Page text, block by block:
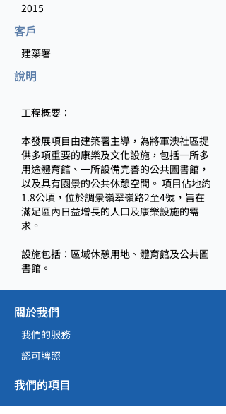
2015
客戶
建築署
說明
工程概要：
本發展項目由建築署主導，為將軍澳社區提
供多項重要的康樂及文化設施，包括一所多
用途體育館、一所設備完善的公共圖書館，
以及具有園景的公共休憩空間。 項目佔地約
1.8公頃，位於調景嶺翠嶺路2至4號，旨在
滿足區內日益增長的人口及康樂設施的需
求。
設施包括：區域休憩用地、體育館及公共圖
書館。
關於我們
我們的服務
認可牌照
我們的項目